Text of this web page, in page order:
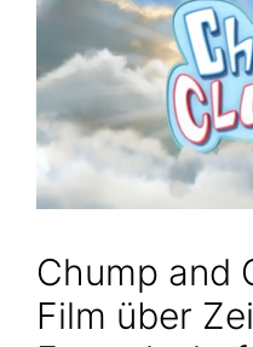
Chump and
Film über